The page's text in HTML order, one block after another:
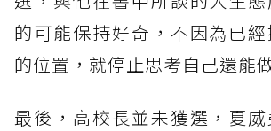
的可能保持好奇，不因為已
的位置，就停止思考自己還能
最後，高校長並未獲選，夏